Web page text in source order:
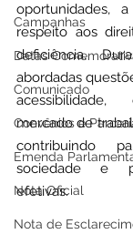
Campanhas
Datas
Comunicado
Convênios e
Emenda
Nota Oficial
Nota de
oportunidades,
respeito aos
deficiência.
abordadas
acessibilidade,
mercado de
contribuindo
sociedade e
efetivas.